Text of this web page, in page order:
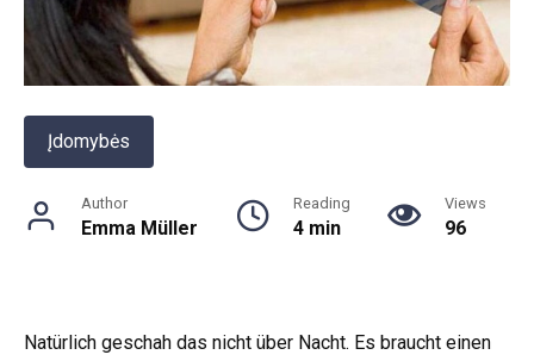
Įdomybės
Author
Emma Müller
Reading
4 min
Views
96
Natürlich geschah das nicht über Nacht. Es braucht einen